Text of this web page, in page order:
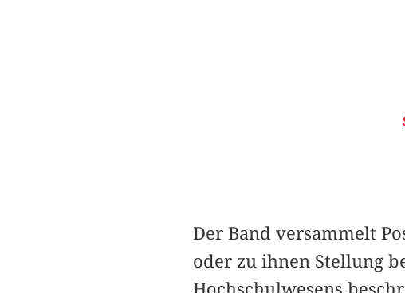
Der Band versammelt
oder zu ihnen Stellung